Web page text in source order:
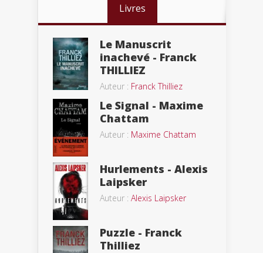
Livres
Le Manuscrit
inachevé - Franck
THILLIEZ
Auteur : Franck Thilliez
Le Signal - Maxime
Chattam
Auteur : Maxime Chattam
Hurlements - Alexis
Laipsker
Auteur : Alexis Laipsker
Puzzle - Franck
Thilliez